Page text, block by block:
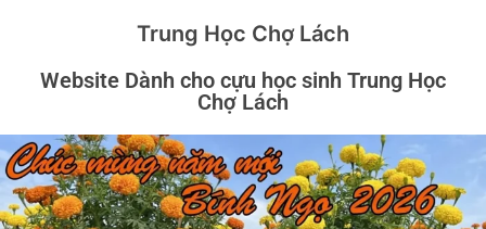
Trung Học Chợ Lách
Website Dành cho cựu học sinh Trung Học
Chợ Lách